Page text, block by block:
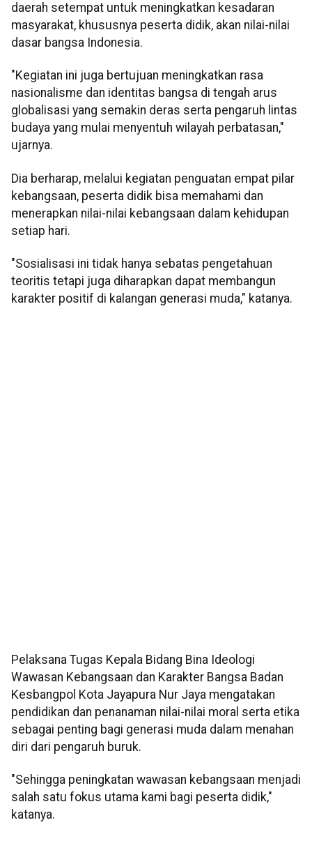
daerah setempat untuk meningkatkan kesadaran
masyarakat, khususnya peserta didik, akan nilai-nilai
dasar bangsa Indonesia.
"Kegiatan ini juga bertujuan meningkatkan rasa
nasionalisme dan identitas bangsa di tengah arus
globalisasi yang semakin deras serta pengaruh lintas
budaya yang mulai menyentuh wilayah perbatasan,"
ujarnya.
Dia berharap, melalui kegiatan penguatan empat pilar
kebangsaan, peserta didik bisa memahami dan
menerapkan nilai-nilai kebangsaan dalam kehidupan
setiap hari.
"Sosialisasi ini tidak hanya sebatas pengetahuan
teoritis tetapi juga diharapkan dapat membangun
karakter positif di kalangan generasi muda," katanya.
Pelaksana Tugas Kepala Bidang Bina Ideologi
Wawasan Kebangsaan dan Karakter Bangsa Badan
Kesbangpol Kota Jayapura Nur Jaya mengatakan
pendidikan dan penanaman nilai-nilai moral serta etika
sebagai penting bagi generasi muda dalam menahan
diri dari pengaruh buruk.
"Sehingga peningkatan wawasan kebangsaan menjadi
salah satu fokus utama kami bagi peserta didik,"
katanya.